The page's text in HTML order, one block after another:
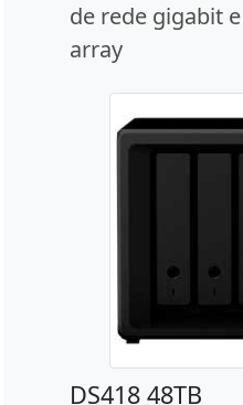
de rede gigabit
array
DS418 48TB